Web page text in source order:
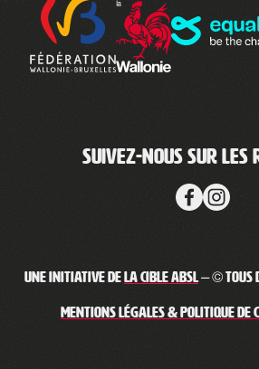
Suivez-nous sur les
Une initiative deLa Cible ABSL– © Tous
Mentions légales & Politique